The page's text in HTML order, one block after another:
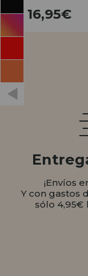
16,95€
¡Envíos
Y con gastos
sólo 4,95€